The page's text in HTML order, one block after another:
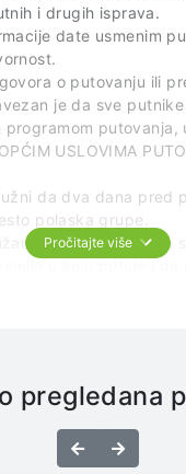
i drugih isprava.
date usmenim
o putovanju ili
je da sve
programom putovanja,
USLOVIMA
da dva dana pred
polaska grupe.
da se sam upozna
smiju ih napuštati na
za pauze (granice,
itd). U slučaju da
Pročitajte više
pregledana
Prethodno
Sljedeće